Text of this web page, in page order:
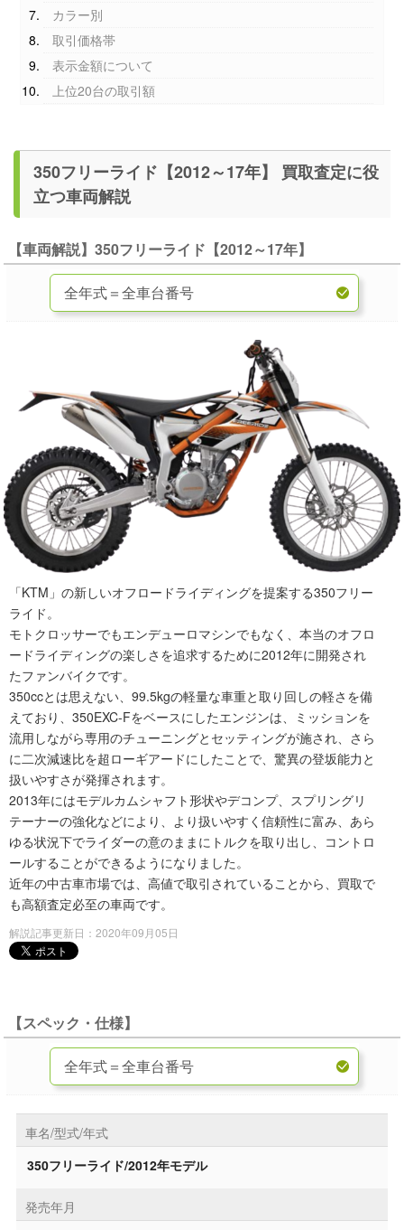
カラー別
取引価格帯
表示金額について
上位20台の取引額
350フリーライド【2012～17年】 買取査定に役
立つ車両解説
【車両解説】350フリーライド【2012～17年】
「KTM」の新しいオフロードライディングを提案する350フリー
ライド。
モトクロッサーでもエンデューロマシンでもなく、本当のオフロ
ードライディングの楽しさを追求するために2012年に開発され
たファンバイクです。
350ccとは思えない、99.5kgの軽量な車重と取り回しの軽さを備
えており、350EXC-Fをベースにしたエンジンは、ミッションを
流用しながら専用のチューニングとセッティングが施され、さら
に二次減速比を超ローギアードにしたことで、驚異の登坂能力と
扱いやすさが発揮されます。
2013年にはモデルカムシャフト形状やデコンプ、スプリングリ
テーナーの強化などにより、より扱いやすく信頼性に富み、あら
ゆる状況下でライダーの意のままにトルクを取り出し、コントロ
ールすることができるようになりました。
近年の中古車市場では、高値で取引されていることから、買取で
も高額査定必至の車両です。
解説記事更新日：2020年09月05日
【スペック・仕様】
車名/型式/年式
350フリーライド/2012年モデル
発売年月